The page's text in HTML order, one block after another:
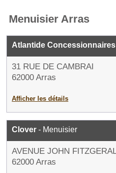
Menuisier Arras
Atlantide
31 RUE DE CAMBRAI
62000 Arras
Afficher les détails
Clover - Menuisier
AVENUE JOHN
62000 Arras